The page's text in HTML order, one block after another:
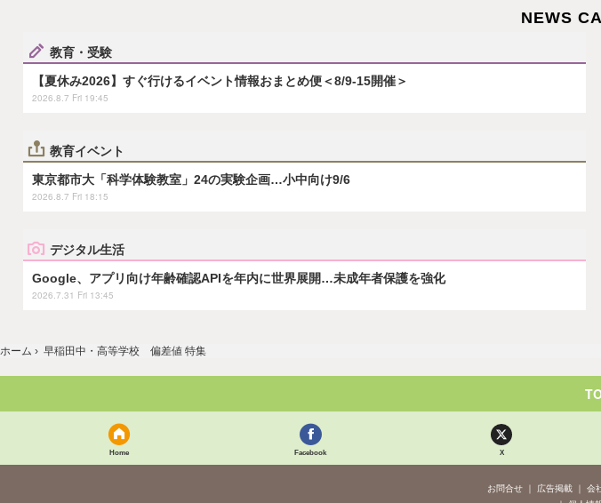
NEWS
教育・受験
【夏休み2026】すぐ行けるイベント情報おまとめ便＜8/9-15開催＞
2026.8.7 Fri 19:45
教育イベント
東京都市大「科学体験教室」24の実験企画…小中向け9/6
2026.8.7 Fri 18:15
デジタル生活
Google、アプリ向け年齢確認APIを年内に世界展開…未成年者保護を強化
2026.7.31 Fri 13:45
ホーム › 早稲田中・高等学校 偏差値 特集
Home Facebook X
お問合せ 広告掲載 会